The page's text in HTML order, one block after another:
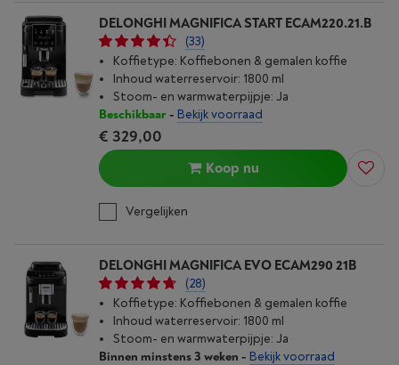
DELONGHI MAGNIFICA START ECAM220.21.B
(33)
Koffietype: Koffiebonen & gemalen koffie
Inhoud waterreservoir: 1800 ml
Stoom- en warmwaterpijpje: Ja
Beschikbaar- Bekijk voorraad
€ 329,00
Koop nu
Vergelijken
DELONGHI MAGNIFICA EVO ECAM290 21B
(28)
Koffietype: Koffiebonen & gemalen koffie
Inhoud waterreservoir: 1800 ml
Stoom- en warmwaterpijpje: Ja
Binnen minstens 3 weken - Bekijk voorraad